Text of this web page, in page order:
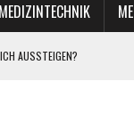
MEDIZINTECHNIK
AUSSTEIGEN?